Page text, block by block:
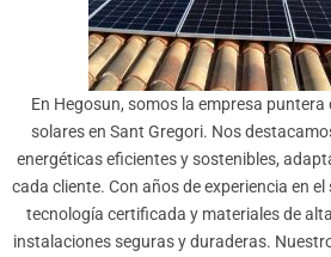
En Hegosun, somos la empresa
solares en Sant Gregori. Nos
energéticas eficientes y sostenibles,
cada cliente. Con años de experiencia en
tecnología certificada y materiales de
instalaciones seguras y duraderas.